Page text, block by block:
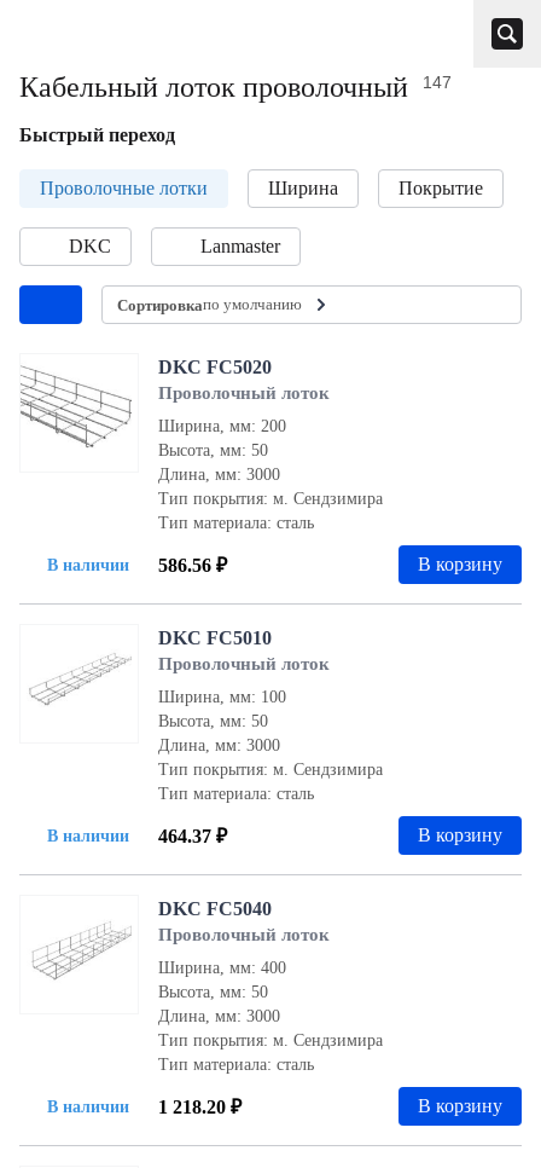
Кабельный лоток проволочный 147
Быстрый переход
Проволочные лотки Ширина Покрытие
DKC Lanmaster
Сортировкапо умолчанию
В наличии
DKC FC5020
Проволочный лоток
Ширина, мм: 200
Высота, мм: 50
Длина, мм: 3000
Тип покрытия: м. Сендзимира
Тип материала: сталь
586.56 ₽ В корзину
В наличии
DKC FC5010
Проволочный лоток
Ширина, мм: 100
Высота, мм: 50
Длина, мм: 3000
Тип покрытия: м. Сендзимира
Тип материала: сталь
464.37 ₽ В корзину
В наличии
DKC FC5040
Проволочный лоток
Ширина, мм: 400
Высота, мм: 50
Длина, мм: 3000
Тип покрытия: м. Сендзимира
Тип материала: сталь
1 218.20 ₽ В корзину